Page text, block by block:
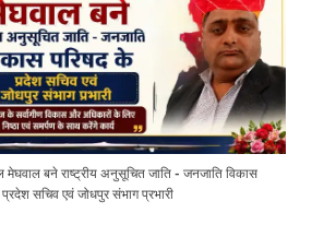
मेघवाल बने राष्ट्रीय अनुसूचित जाति - जनजाति विकास
सचिव एवं जोधपुर संभाग प्रभारी